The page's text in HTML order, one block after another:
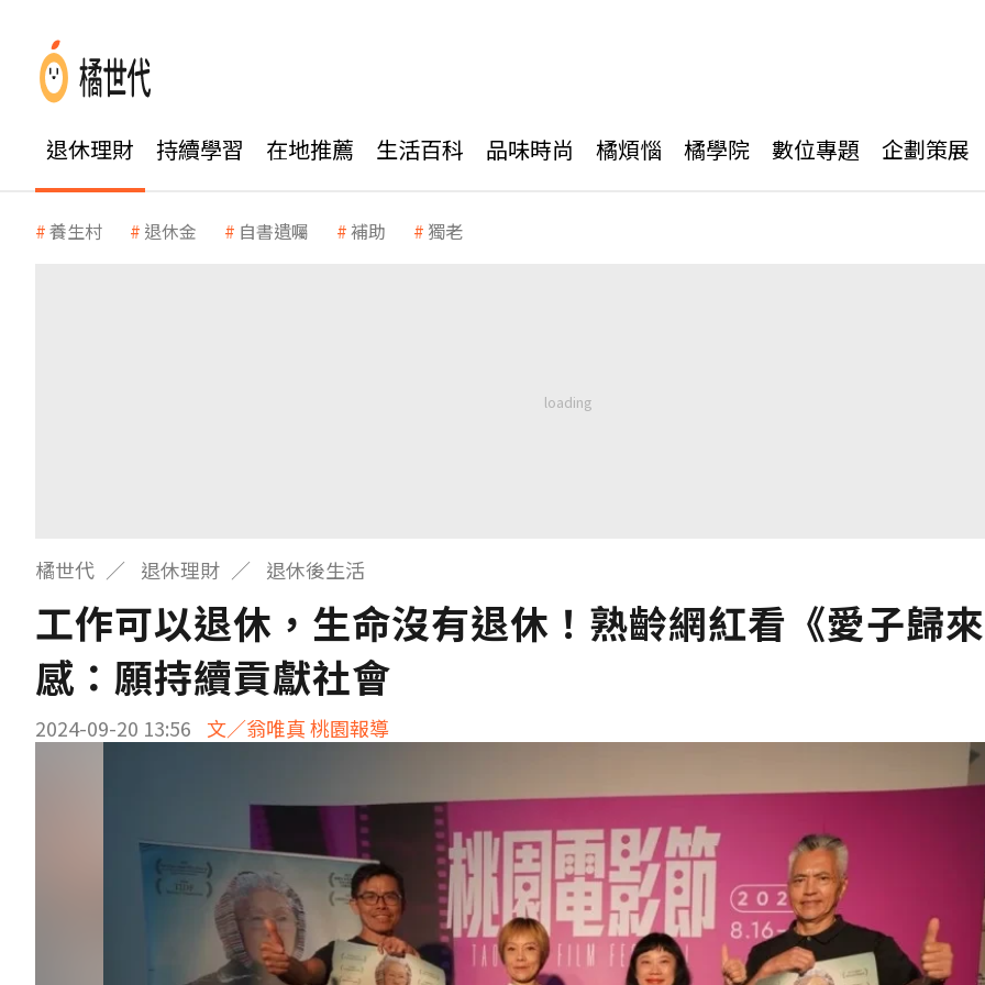
退休理財 持續學習 在地推薦 生活百科 品味時尚 橘煩惱 橘學院 數位專題 企劃策展
養生村 退休金 自書遺囑 補助 獨老
橘世代 退休理財 退休後生活
工作可以退休，生命沒有退休！熟齡網紅看《愛子歸
感：願持續貢獻社會
2024-09-20 13:56 文／翁唯真 桃園報導